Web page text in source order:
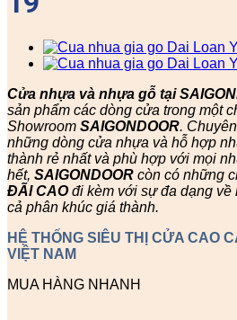
Cửa nhựa và nhựa gỗ tại
sản phẩm các dòng cửa trong một
Showroom SAIGONDOOR.
những dòng cửa nhựa và hỗ hợp
thành rẻ nhất và phù hợp với mọi
hết, SAIGONDOOR còn có những
ĐÃI CAOđi kèm với sự đa dạng về
cả phân khúc giá thành.
HỆ THỐNG SIÊU THỊ CỬA CAO
VIỆT NAM
MUA HÀNG NHANH